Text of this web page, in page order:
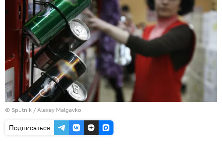
© Sputnik / Alexey Malgavko
Подписаться